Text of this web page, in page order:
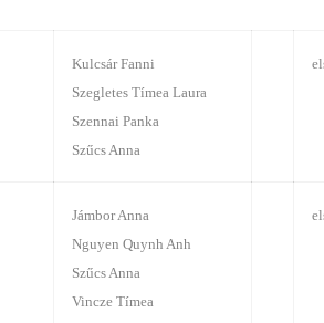
Kulcsár Fanni
Szegletes Tímea Laura
Szennai Panka
Szűcs Anna
Jámbor Anna
Nguyen Quynh Anh
Szűcs Anna
Vincze Tímea